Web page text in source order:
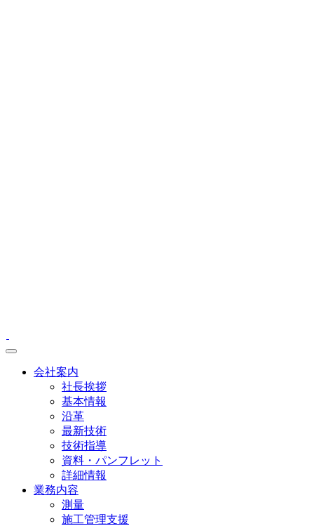
会社案内
社長挨拶
基本情報
沿革
最新技術
技術指導
資料・パンフレット
詳細情報
業務内容
測量
施工管理支援